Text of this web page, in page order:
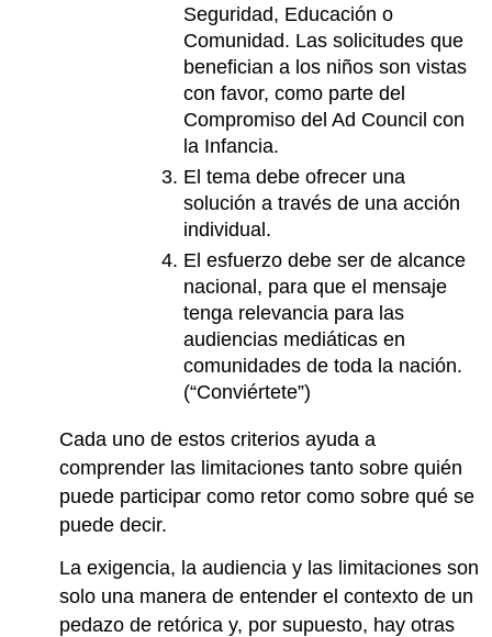
Seguridad, Educación o
Comunidad. Las solicitudes que
benefician a los niños son vistas
con favor, como parte del
Compromiso del Ad Council con
la Infancia.
El tema debe ofrecer una
solución a través de una acción
individual.
El esfuerzo debe ser de alcance
nacional, para que el mensaje
tenga relevancia para las
audiencias mediáticas en
comunidades de toda la nación.
(“Conviértete”)
Cada uno de estos criterios ayuda a
comprender las limitaciones tanto sobre quién
puede participar como retor como sobre qué se
puede decir.
La exigencia, la audiencia y las limitaciones son
solo una manera de entender el contexto de un
pedazo de retórica y, por supuesto, hay otras